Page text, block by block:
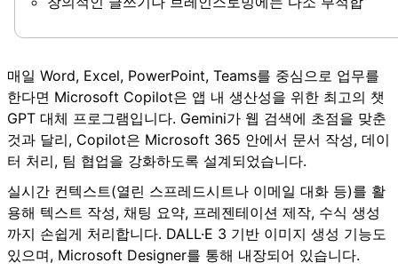
매일 Word, Excel, PowerPoint, Teams를 중심으로 업무를
한다면 Microsoft Copilot은 앱 내 생산성을 위한 최고의 챗
GPT 대체 프로그램입니다. Gemini가 웹 검색에 초점을 맞춘
것과 달리, Copilot은 Microsoft 365 안에서 문서 작성, 데이
터 처리, 팀 협업을 강화하도록 설계되었습니다.
실시간 컨텍스트(열린 스프레드시트나 이메일 대화 등)를 활
용해 텍스트 작성, 채팅 요약, 프레젠테이션 제작, 수식 생성
까지 손쉽게 처리합니다. DALL·E 3 기반 이미지 생성 기능도
있으며, Microsoft Designer를 통해 내장되어 있습니다.